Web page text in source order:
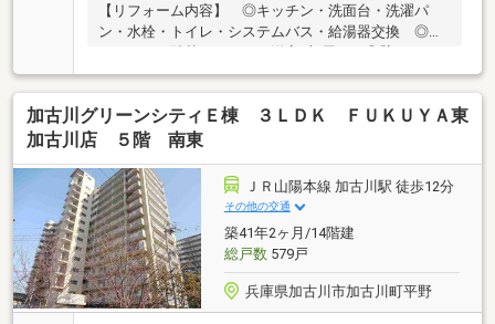
【リフォーム内容】 ◎キッチン・洗面台・洗濯パ
ン・水栓・トイレ・システムバス・給湯器交換 ◎フ
貼替（ＬＤＫ・洋室2部屋・和室・洗面所・トイレ・
玄関・廊下） ◎天井クロス貼替（ＬＤＫ・洋室2部
屋・洗面所・トイレ・玄関・廊下） ◎CF貼替（洗面
所・トイレ・玄関）【物件の特徴】 □マルアイ加古
ね ■全居室収納有！居住空間をしっかりと確保でき
ます □氷丘南小学校まで約1000ｍとお子様の通学も
安心です※バイク置き場使用料：1000円/月
加古川グリーンシティＥ棟 ３ＬＤＫ ＦＵＫＵＹＡ東
加古川店 ５階 南東
ＪＲ山陽本線 加古川駅 徒歩12分
その他の交通
築41年2ヶ月/14階建
総戸数579戸
兵庫県加古川市加古川町平野